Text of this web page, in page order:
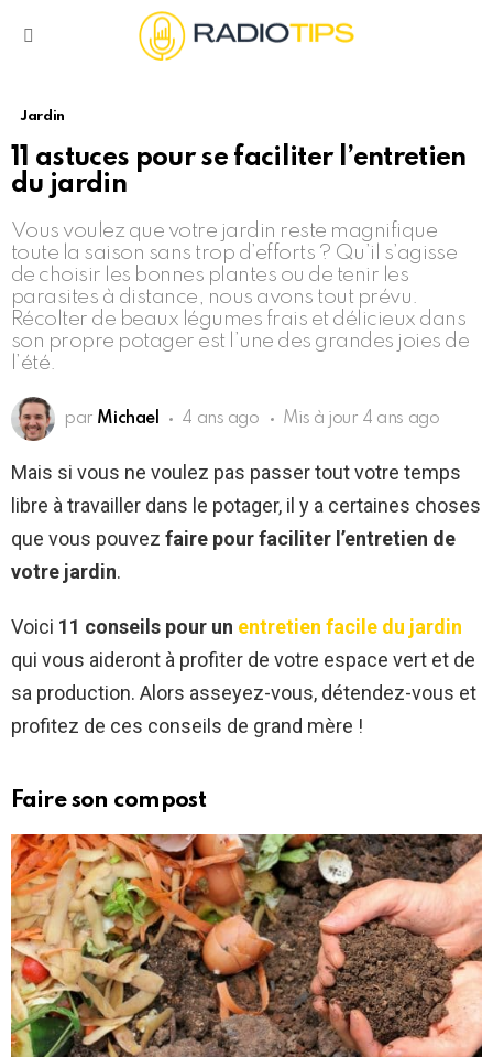
Jardin
11 astuces pour se faciliter l’entretien
du jardin
Vous voulez que votre jardin reste magnifique
toute la saison sans trop d’efforts ? Qu’il s’agisse
de choisir les bonnes plantes ou de tenir les
parasites à distance, nous avons tout prévu.
Récolter de beaux légumes frais et délicieux dans
son propre potager est l’une des grandes joies de
l’été.
par Michael 4 ans ago Mis à jour 4 ans ago
Mais si vous ne voulez pas passer tout votre temps
libre à travailler dans le potager, il y a certaines choses
que vous pouvez faire pour faciliter l’entretien de
votre jardin.
Voici 11 conseils pour un entretien facile du jardin
qui vous aideront à profiter de votre espace vert et de
sa production. Alors asseyez-vous, détendez-vous et
profitez de ces conseils de grand mère !
Faire son compost